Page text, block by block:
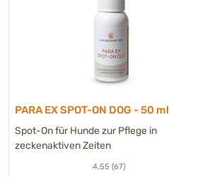
PARA EX SPOT-ON DOG - 50 ml
Spot-On für Hunde zur Pflege in
zeckenaktiven Zeiten
4.55 (67)